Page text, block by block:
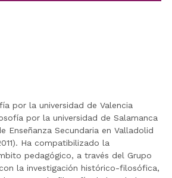
por la universidad de Valencia
por la universidad de Salamanca
Enseñanza Secundaria en Valladolid
Ha compatibilizado la
pedagógico, a través del Grupo
la investigación histórico-filosófica,